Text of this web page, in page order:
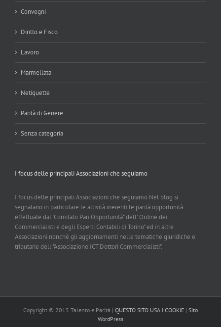
Convegni
Diritto e Fisco
Lavoro
Marmellata
Netiquette
Parità di Genere
Senza categoria
I focus delle principali Associazioni che seguiamo
I focus delle principali Associazioni che seguiamo Nel blog si
segnalano in particolare le attività inerenti le parità opportunità
effettuate dal "Comitato Pari Opportunità" dell' Ordine dei
Commercialisti e degli Esperti Contabili di Torino" ed in altre
Associazioni nonchè gli aggiornamenti nelle tematiche giuridiche e
tributarie dell'"Associazione ICT Dottori Commercialisti".
Copyright © 2015 Talento e Parità | QUESTO SITO USA I COOKIE | Sito
WordPress